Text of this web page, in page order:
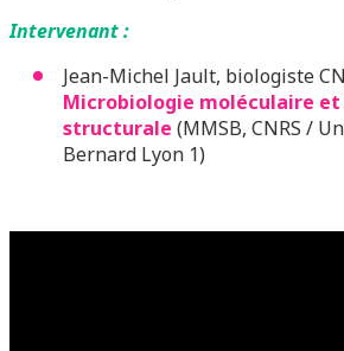
Intervenant :
Jean-Michel Jault, biologiste
Microbiologie moléculaire
structurale (MMSB, CNRS /
Bernard Lyon 1)